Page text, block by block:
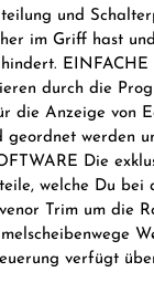
und
im Griff hast
durch die
die Anzeige von
werden
Die
welche Du bei
Trim um die
verfügt